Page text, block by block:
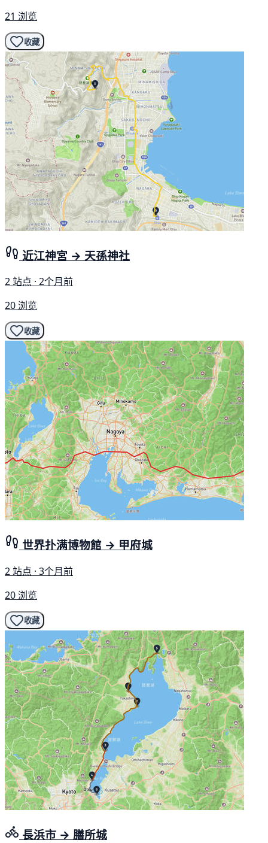
21 浏览
收藏
近江神宮 → 天孫神社
2 站点 · 2个月前
20 浏览
收藏
世界扑满博物館 → 甲府城
2 站点 · 3个月前
20 浏览
收藏
長浜市 → 膳所城